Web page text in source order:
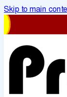
Skip to main